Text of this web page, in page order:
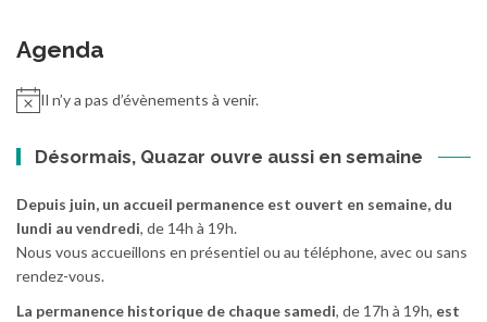
Agenda
Il n’y a pas d’évènements à venir.
Désormais, Quazar ouvre aussi en semaine
Depuis juin, un accueil permanence est ouvert en semaine, du
lundi au vendredi, de 14h à 19h.
Nous vous accueillons en présentiel ou au téléphone, avec ou sans
rendez-vous.
La permanence historique de chaque samedi, de 17h à 19h, est